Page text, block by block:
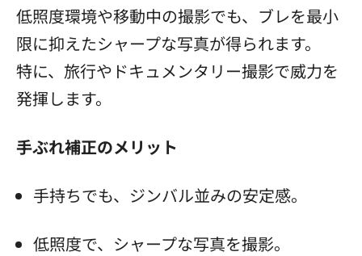
低照度環境や移動中の撮影でも、ブレを最小
限に抑えたシャープな写真が得られます。
特に、旅行やドキュメンタリー撮影で威力を
発揮します。
手ぶれ補正のメリット
手持ちでも、ジンバル並みの安定感。
低照度で、シャープな写真を撮影。